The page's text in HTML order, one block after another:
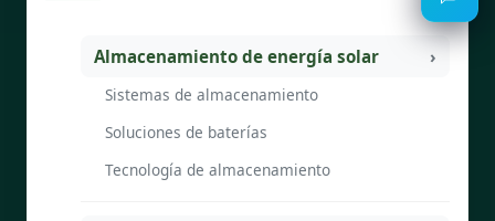
Almacenamiento de energía solar
Sistemas de almacenamiento
Soluciones de baterías
Tecnología de almacenamiento